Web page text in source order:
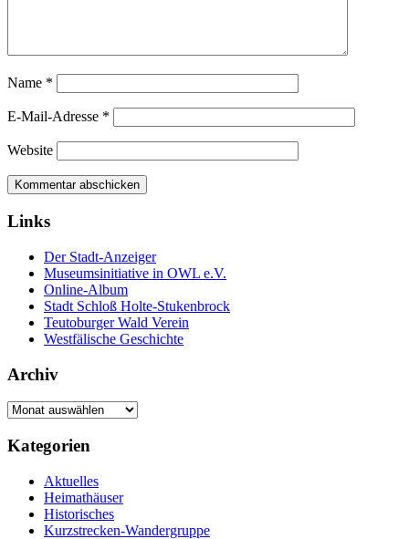
Name *
E-Mail-Adresse *
Website
Links
Der Stadt-Anzeiger
Museumsinitiative in OWL e.V.
Online-Album
Stadt Schloß Holte-Stukenbrock
Teutoburger Wald Verein
Westfälische Geschichte
Archiv
Archiv
Kategorien
Aktuelles
Heimathäuser
Historisches
Kurzstrecken-Wandergruppe